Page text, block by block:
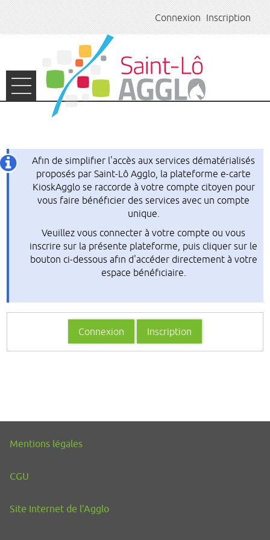
Connexion Inscription
Ouvrir le menu
ACCUEIL
EMPLOI
LUDOTHÈQUE
E-CARTE KIOSKAGGLO
Afin de simplifier l'accès aux services dématérialisés
proposés par Saint-Lô Agglo, la plateforme e-carte
KioskAgglo se raccorde à votre compte citoyen pour
vous faire bénéficier des services avec un compte
unique.
Veuillez vous connecter à votre compte ou vous
inscrire sur la présente plateforme, puis cliquer sur le
bouton ci-dessous afin d'accéder directement à votre
espace bénéficiaire.
Connexion Inscription
Mentions légales
CGU
Site Internet de l'Agglo